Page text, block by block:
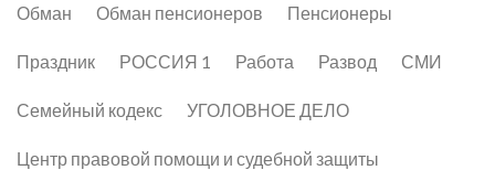
Обман Обман пенсионеров Пенсионеры
Праздник РОССИЯ 1 Работа Развод СМИ
Семейный кодекс УГОЛОВНОЕ ДЕЛО
Центр правовой помощи и судебной защиты